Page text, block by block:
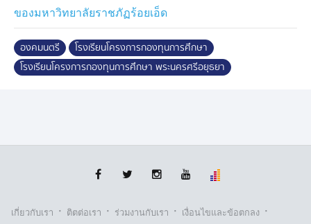
สำนักงานเขตพื้นที่การศึกษาประถมศึกษา
พระนครศรีอยุธยา เขต 2
ช่วงบ่าย ไปตรวจเยี่ยมโรงเรียนรุ่งวิทยาประชาอุปถัมภ์
ตำบลคลองพระยาบันลือ เปิดสอนในระดับปฐมวัยถึงประถม
โครงการกองทุนการศึกษา เป็นโครงการที่พระบาทสมเด็จ
สมเด็จพระบรมชนกาธิเบศร มหาภูมิพลอดุลยเดชมหาราช
ของมหาวิทยาลัยราชภัฏร้อยเอ็ด
องคมนตรี
โรงเรียนโครงการกองทุนการศึกษา
โรงเรียนโครงการกองทุนการศึกษา พระนครศรีอยุธยา
เกี่ยวกับเรา · ติตต่อเรา · ร่วมงานกับเรา · เงื่อนไขและข้อตกลง ·